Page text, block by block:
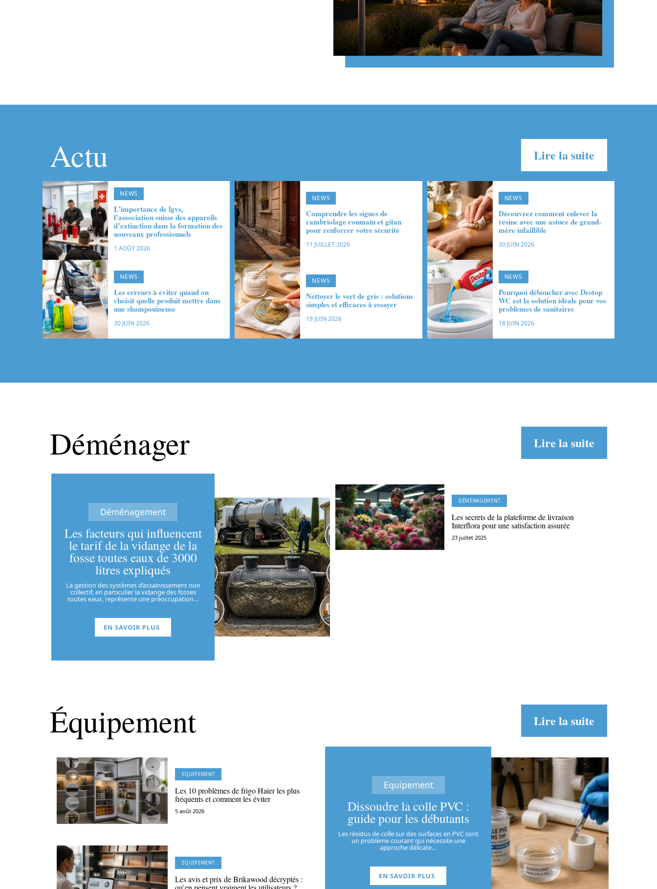
Actu Lire la suite
NEWS
L’importance de lgvs,
l’association suisse des appareils
d’extinction dans la formation des
nouveaux professionnels
1 AOÛT 2026
NEWS
Comprendre les signes de
cambriolage roumain et gitan
pour renforcer votre sécurité
11 JUILLET 2026
NEWS
Découvrez comment enlever la
résine avec une astuce de grand-
mère infaillible
30 JUIN 2026
NEWS
Les erreurs à éviter quand on
choisit quelle produit mettre dans
une shampouineuse
30 JUIN 2026
NEWS
Nettoyer le vert de gris : solutions
simples et efficaces à essayer
19 JUIN 2026
NEWS
Pourquoi déboucher avec Destop
WC est la solution idéale pour vos
problèmes de sanitaires
18 JUIN 2026
Déménager Lire la suite
Déménagement
Les facteurs qui influencent
le tarif de la vidange de la
fosse toutes eaux de 3000
litres expliqués
La gestion des systèmes d’assainissement non
collectif, en particulier la vidange des fosses
toutes eaux, représente une préoccupation…
EN SAVOIR PLUS
DÉMÉNAGEMENT
Les secrets de la plateforme de livraison
Interflora pour une satisfaction assurée
23 juillet 2025
Équipement Lire la suite
EQUIPEMENT
Les 10 problèmes de frigo Haier les plus
fréquents et comment les éviter
5 août 2026
EQUIPEMENT
Les avis et prix de Brikawood décryptés :
Equipement
Dissoudre la colle PVC :
guide pour les débutants
Les résidus de colle sur des surfaces en PVC sont
un problème courant qui nécessite une
approche délicate…
EN SAVOIR PLUS